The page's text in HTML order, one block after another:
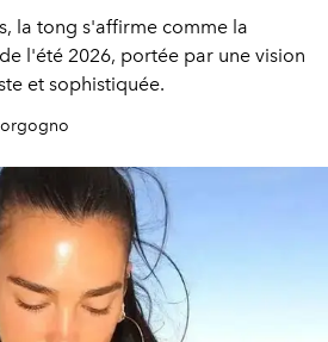
la tong s'affirme comme la
l'été 2026, portée par une vision
et sophistiquée.